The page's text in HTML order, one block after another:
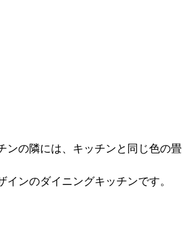
ンの隣には、キッチンと同じ色の
ンのダイニングキッチンです。